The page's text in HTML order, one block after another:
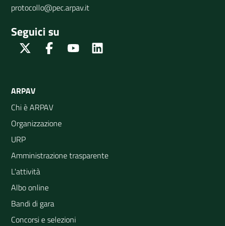
protocollo@pec.arpav.it
Seguici su
Twitter FacebookYoutube
ARPAV
Chi è ARPAV
Organizzazione
URP
Amministrazione trasparente
L'attività
Albo online
Bandi di gara
Concorsi e selezioni